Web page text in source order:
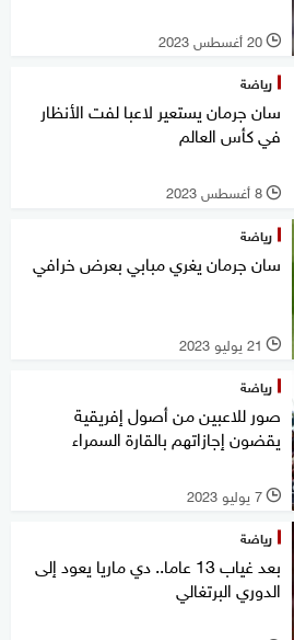
l 20 أغسطس 2023
رياضة
سان جرمان يستعير لاعبا لفت الأنظار
في كأس العالم
l 8 أغسطس 2023
رياضة
سان جرمان يغري مبابي بعرض خرافي
l 21 يوليو 2023
رياضة
صور للاعبين من أصول إفريقية
يقضون إجازاتهم بالقارة السمراء
l 7 يوليو 2023
رياضة
بعد غياب 13 عاما.. دي ماريا يعود إلى
الدوري البرتغالي